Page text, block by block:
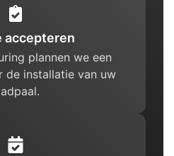
accepteren
plannen we een
de installatie van uw